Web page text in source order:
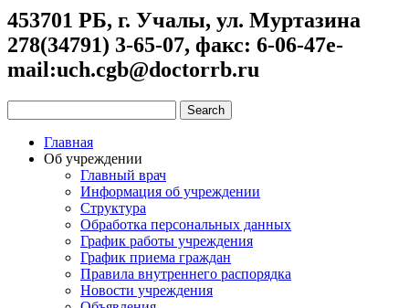
453701 РБ, г. Учалы, ул. Муртазина
278(34791) 3-65-07, факс: 6-06-47e-
mail:uch.cgb@doctorrb.ru
Главная
Об учреждении
Главный врач
Информация об учреждении
Структура
Обработка персональных данных
График работы учреждения
График приема граждан
Правила внутреннего распорядка
Новости учреждения